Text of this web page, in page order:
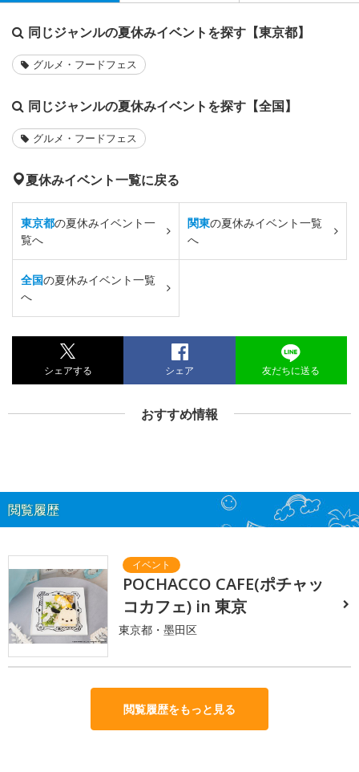
同じジャンルの夏休みイベントを探す【東京都】
グルメ・フードフェス
同じジャンルの夏休みイベントを探す【全国】
グルメ・フードフェス
夏休みイベント一覧に戻る
東京都の夏休みイベント一
覧へ
関東の夏休みイベント一覧
へ
全国の夏休みイベント一覧
へ
シェアする シェア 友だちに送る
おすすめ情報
閲覧履歴
POCHACCO CAFE(ポチャッ
コカフェ) in 東京
東京都・墨田区
閲覧履歴をもっと見る